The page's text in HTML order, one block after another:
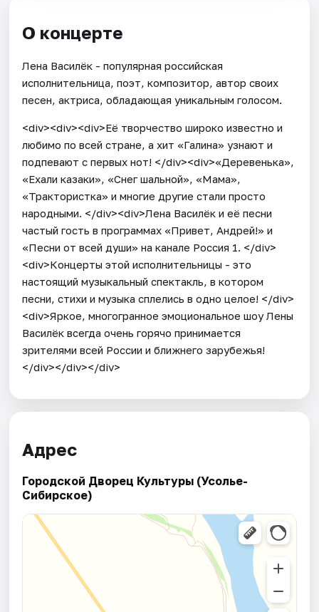
О концерте
Лена Василёк - популярная российская
исполнительница, поэт, композитор, автор своих
песен, актриса, обладающая уникальным голосом.
<div><div><div>Её творчество широко известно и
любимо по всей стране, а хит «Галина» узнают и
подпевают с первых нот! </div><div>«Деревенька»,
«Ехали казаки», «Снег шальной», «Мама»,
«Трактористка» и многие другие стали просто
народными. </div><div>Лена Василёк и её песни
частый гость в программах «Привет, Андрей!» и
«Песни от всей души» на канале Россия 1. </div>
<div>Концерты этой исполнительницы - это
настоящий музыкальный спектакль, в котором
песни, стихи и музыка сплелись в одно целое! </div>
<div>Яркое, многогранное эмоциональное шоу Лены
Василёк всегда очень горячо принимается
зрителями всей России и ближнего зарубежья!
</div></div></div>
Адрес
Городской Дворец Культуры (Усолье-
Сибирское)